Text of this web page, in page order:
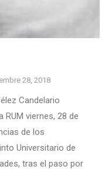
28, 2018
Candelario
RUM viernes, 28 de
de los
Universitario de
tras el paso por